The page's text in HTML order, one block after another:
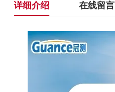
详细介绍 在线留言